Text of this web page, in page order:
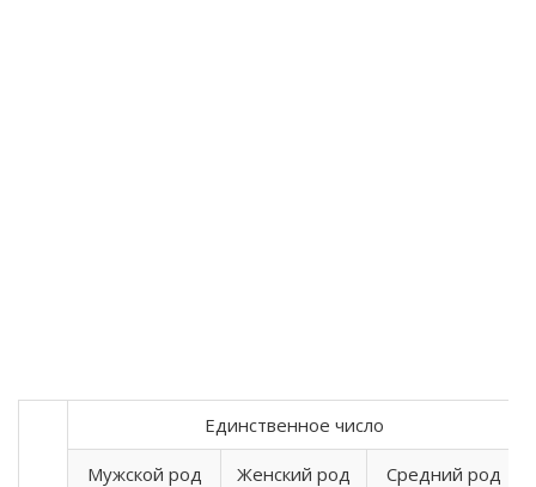
Единственное число
Мужской род
Женский род Средний род